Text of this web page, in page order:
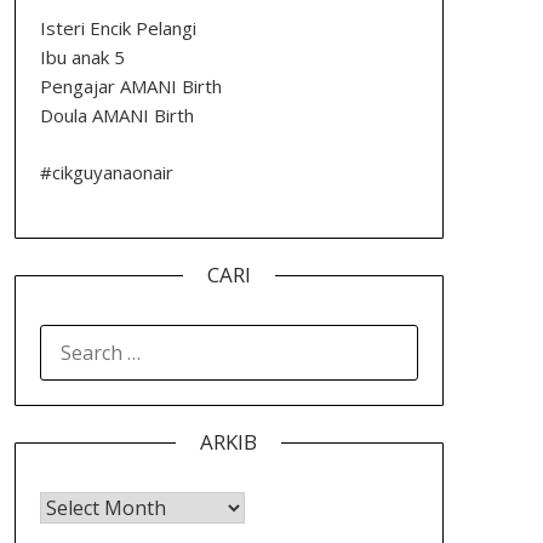
Isteri Encik Pelangi
Ibu anak 5
Pengajar AMANI Birth
Doula AMANI Birth
#cikguyanaonair
CARI
FOR:
ARKIB
Arkib